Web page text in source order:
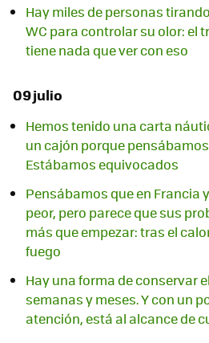
Hay miles de personas
WC para controlar su olor: el
tiene nada que ver con eso
09 julio
Hemos tenido una carta
un cajón porque
Estábamos equivocados
Pensábamos que en Francia
peor, pero parece que sus
más que empezar: tras el
fuego
Hay una forma de conservar
semanas y meses. Y con un
atención, está al alcance de